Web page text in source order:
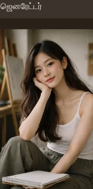
ஜெனரேட்டர்